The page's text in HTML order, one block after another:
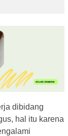
dibidang
hal itu karena